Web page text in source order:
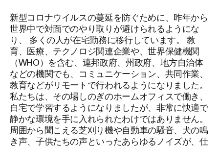
新型コロナウイルスの蔓延を防ぐために、昨年から
世界中で対面でのやり取りが避けられるようにな
り、 多くの人が在宅勤務に移行しています。 教
育、医療、テクノロジ関連企業や、世界保健機関
（WHO）を含む、連邦政府、州政府、地方自治体
などの機関でも、コミュニケーション、共同作業、
教育などがリモートで行われるようになりました。
私たちは、その場しのぎのホームオフィスで働き、
自宅で学習するようになりましたが、非常に快適で
静かな環境を手に入れられたわけではありません。
周囲から聞こえる芝刈り機や自動車の騒音、犬の鳴
き声、子供たちの声といったあらゆるノイズが、仕